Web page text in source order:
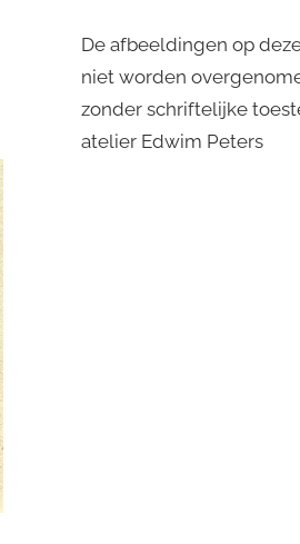
De afbeeldingen op
niet worden
zonder schriftelijke
atelier Edwim Peters